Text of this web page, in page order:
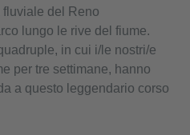
fluviale del Reno
lungo le rive del fiume.
in cui i/le nostri/e
per tre settimane, hanno
a questo leggendario corso